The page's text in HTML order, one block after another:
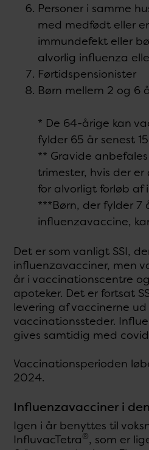
Personer i samme
med medfødt eller
immundefekt eller
alvorlig influenza
Førtidspensionister
Børn mellem 2 og 6
* De 64-årige kan
fylder 65 år senest
** Gravide
trimester, hvis der
for alvorligt forløb af
***Børn, der fylder 7
influenzavaccine,
Det er som vanligt SSI,
influenzavacciner, men
år i vaccinationscentre
apoteker. Det er fortsat
levering af vaccinerne
vaccinationssteder.
gives samtidig med
Vaccinationsperioden
2024.
Influenzavacciner i
Igen i år benyttes til
InfluvacTetra®, som er